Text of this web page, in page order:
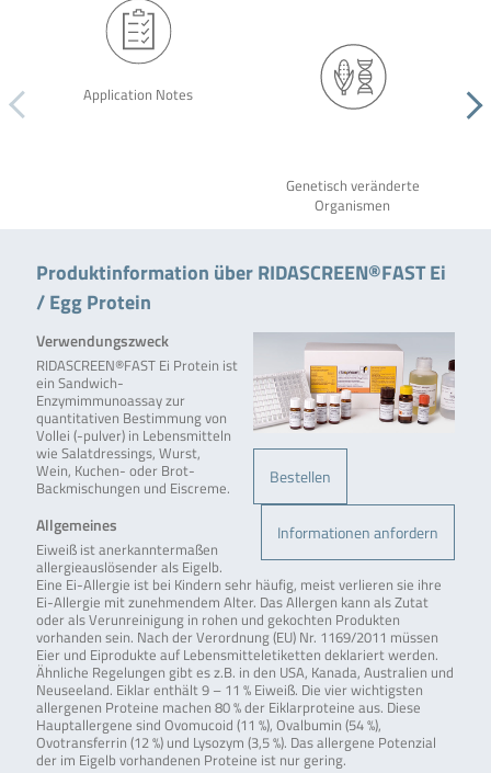
Application Notes
Genetisch veränderte
Organismen
Produktinformation über RIDASCREEN®FAST Ei
/ Egg Protein
Bestellen
Informationen anfordern
Verwendungszweck
RIDASCREEN®FAST Ei Protein ist
ein Sandwich-
Enzymimmunoassay zur
quantitativen Bestimmung von
Vollei (-pulver) in Lebensmitteln
wie Salatdressings, Wurst,
Wein, Kuchen- oder Brot-
Backmischungen und Eiscreme.
Allgemeines
Eiweiß ist anerkanntermaßen
allergieauslösender als Eigelb.
Eine Ei-Allergie ist bei Kindern sehr häufig, meist verlieren sie ihre
Ei-Allergie mit zunehmendem Alter. Das Allergen kann als Zutat
oder als Verunreinigung in rohen und gekochten Produkten
vorhanden sein. Nach der Verordnung (EU) Nr. 1169/2011 müssen
Eier und Eiprodukte auf Lebensmitteletiketten deklariert werden.
Ähnliche Regelungen gibt es z.B. in den USA, Kanada, Australien und
Neuseeland. Eiklar enthält 9 – 11 % Eiweiß. Die vier wichtigsten
allergenen Proteine machen 80 % der Eiklarproteine aus. Diese
Hauptallergene sind Ovomucoid (11 %), Ovalbumin (54 %),
Ovotransferrin (12 %) und Lysozym (3,5 %). Das allergene Potenzial
der im Eigelb vorhandenen Proteine ist nur gering.